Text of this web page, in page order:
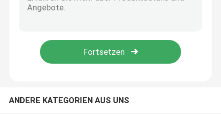
Papplamellierende Maschine
ANDERE KATEGORIEN AUS UNS